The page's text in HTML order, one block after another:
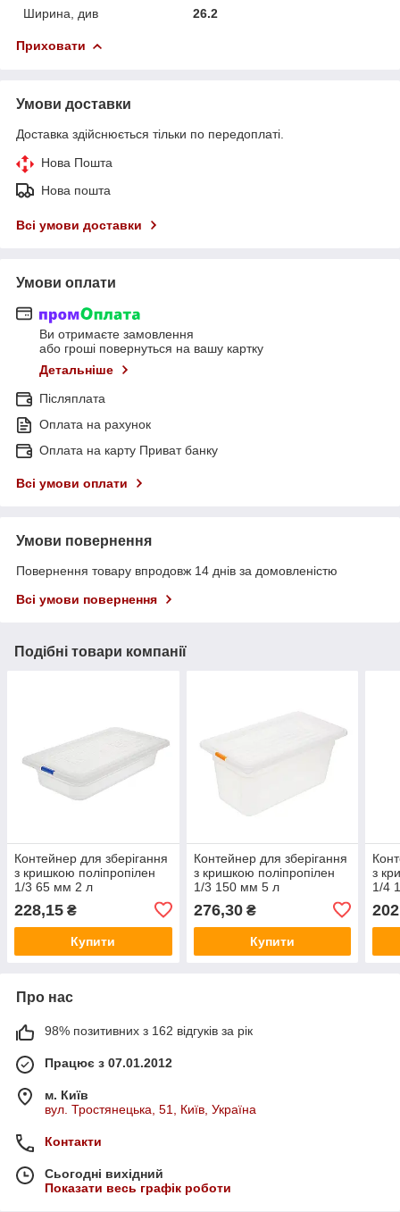
Ширина, див
26.2
Приховати
Умови доставки
Доставка здійснюється тільки по передоплаті.
Нова Пошта
Нова пошта
Всі умови доставки
Умови оплати
Ви отримаєте замовлення
або гроші повернуться на вашу картку
Детальніше
Післяплата
Оплата на рахунок
Оплата на карту Приват банку
Всі умови оплати
Умови повернення
Повернення товару впродовж 14 днів за домовленістю
Всі умови повернення
Подібні товари компанії
Контейнер для зберігання
з кришкою поліпропілен
1/3 65 мм 2 л
228,15 ₴
Купити
Контейнер для зберігання
з кришкою поліпропілен
1/3 150 мм 5 л
276,30₴
Купити
з
1/4
Про нас
98% позитивних з 162 відгуків за рік
Працює з 07.01.2012
м. Київ
вул. Тростянецька, 51, Київ, Україна
Контакти
Сьогодні вихідний
Показати весь графік роботи